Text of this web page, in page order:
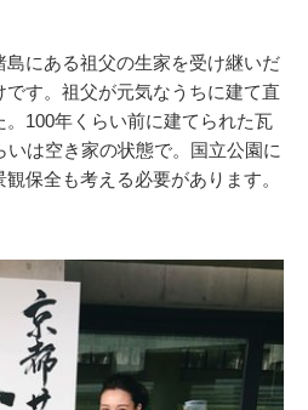
島にある祖父の生家を受け継いだ
す。祖父が元気なうちに建て直
。100年くらい前に建てられた瓦
は空き家の状態で。国立公園に
保全も考える必要があります。